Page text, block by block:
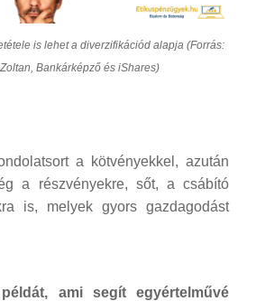
is lehet a diverzifikációd alapja (Forrás:
Bankárképző és iShares)
a kötvényekkel, azután
a részvényekre, sőt, a csábító
is, melyek gyors gazdagodást
ami segít egyértelművé